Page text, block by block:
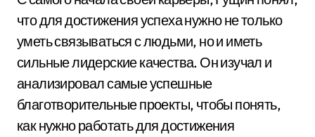
что для достижения успеха нужно не только
уметь связываться с людьми, но и иметь
сильные лидерские качества. Он изучал и
анализировал самые успешные
благотворительные проекты, чтобы понять,
как нужно работать для достижения